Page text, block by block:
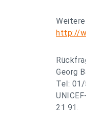
http://
Georg
Tel:
21 91.